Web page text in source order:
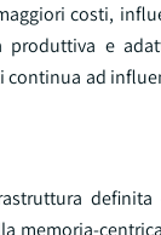
costi,
e
ad